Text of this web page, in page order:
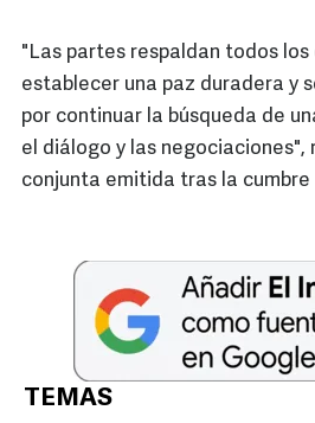
"Las partes respaldan todos
establecer una paz duradera y
por continuar la búsqueda de
el diálogo y las negociaciones",
conjunta emitida tras la cumbre
TEMAS